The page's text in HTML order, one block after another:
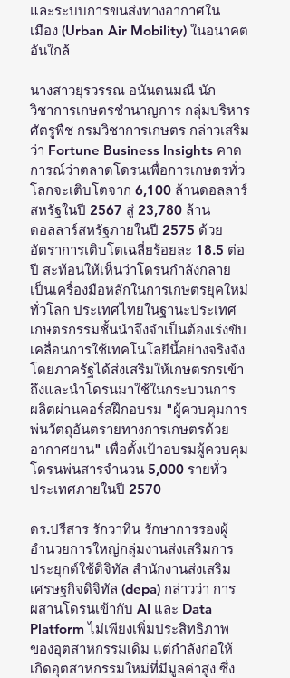
และระบบการขนส่งทางอากาศใน
เมือง (Urban Air Mobility) ในอนาคต
อันใกล้
นางสาวยุรวรรณ อนันตนมณี นัก
วิชาการเกษตรชำนาญการ กลุ่มบริหาร
ศัตรูพืช กรมวิชาการเกษตร กล่าวเสริม
ว่า Fortune Business Insights คาด
การณ์ว่าตลาดโดรนเพื่อการเกษตรทั่ว
โลกจะเติบโตจาก 6,100 ล้านดอลลาร์
สหรัฐในปี 2567 สู่ 23,780 ล้าน
ดอลลาร์สหรัฐภายในปี 2575 ด้วย
อัตราการเติบโตเฉลี่ยร้อยละ 18.5 ต่อ
ปี สะท้อนให้เห็นว่าโดรนกำลังกลาย
เป็นเครื่องมือหลักในการเกษตรยุคใหม่
ทั่วโลก ประเทศไทยในฐานะประเทศ
เกษตรกรรมชั้นนำจึงจำเป็นต้องเร่งขับ
เคลื่อนการใช้เทคโนโลยีนี้อย่างจริงจัง
โดยภาครัฐได้ส่งเสริมให้เกษตรกรเข้า
ถึงและนำโดรนมาใช้ในกระบวนการ
ผลิตผ่านคอร์สฝึกอบรม "ผู้ควบคุมการ
พ่นวัตถุอันตรายทางการเกษตรด้วย
อากาศยาน" เพื่อตั้งเป้าอบรมผู้ควบคุม
โดรนพ่นสารจำนวน 5,000 รายทั่ว
ประเทศภายในปี 2570
ดร.ปรีสาร รักวาทิน รักษาการรองผู้
อำนวยการใหญ่กลุ่มงานส่งเสริมการ
ประยุกต์ใช้ดิจิทัล สำนักงานส่งเสริม
เศรษฐกิจดิจิทัล (depa) กล่าวว่า การ
ผสานโดรนเข้ากับ AI และ Data
Platform ไม่เพียงเพิ่มประสิทธิภาพ
ของอุตสาหกรรมเดิม แต่กำลังก่อให้
เกิดอุตสาหกรรมใหม่ที่มีมูลค่าสูง ซึ่ง